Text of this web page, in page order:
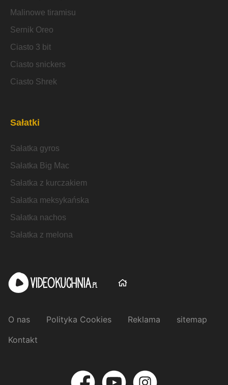
Malinowe tiramisu
Sernik Oreo
Ciasto 3 bit
Ciasto snickers
Ciasto Shrek
Sałatki
Sałatka gyros
Sałatka Big Mac
Sałatka z kurczakiem
Sałatka meksykańska
Sałatka nachos
Sałatka z melona
O nas Polityka Cookies Reklama
sitemap
Kontakt